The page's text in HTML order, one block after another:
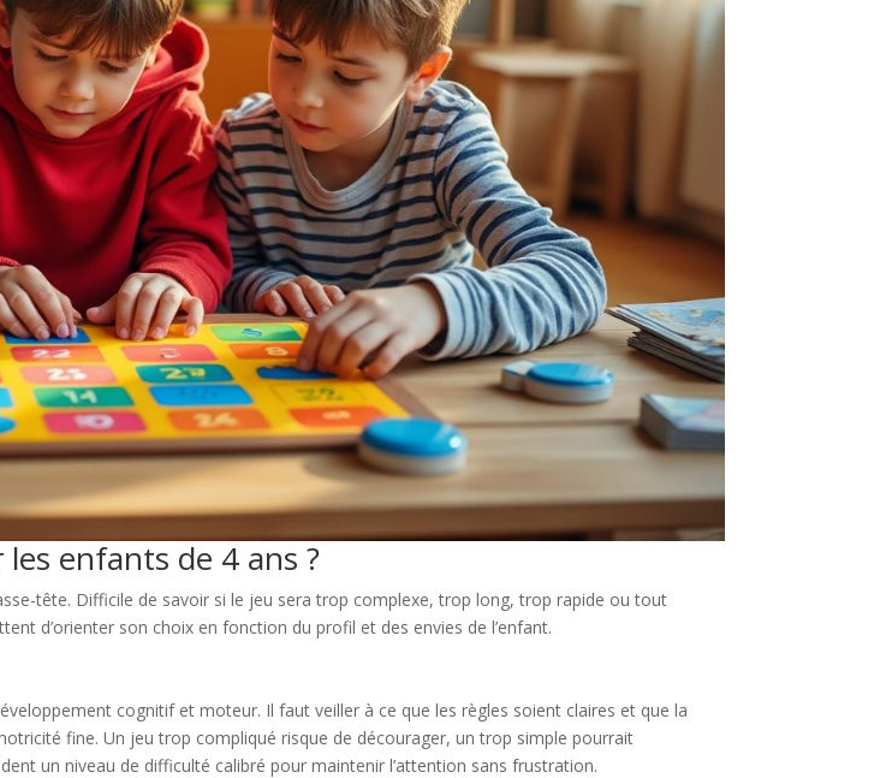
enfants de 4 ans ?
tête. Difficile de savoir si le jeu sera trop complexe, trop long, trop rapide ou tout
d’orienter son choix en fonction du profil et des envies de l’enfant.
cognitif et moteur. Il faut veiller à ce que les règles soient claires et que la
fine. Un jeu trop compliqué risque de décourager, un trop simple pourrait
un niveau de difficulté calibré pour maintenir l’attention sans frustration.